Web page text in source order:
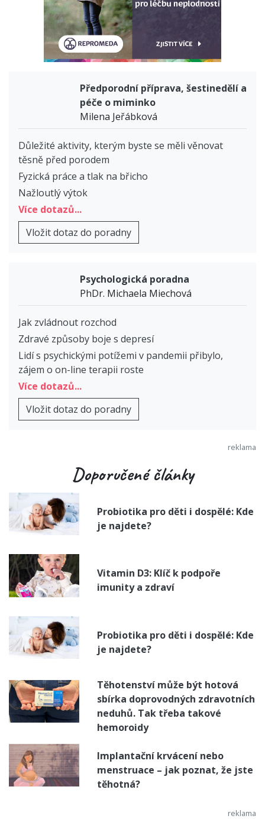
Předporodní příprava, šestinedělí a
péče o miminko
Milena Jeřábková
Důležité aktivity, kterým byste se měli věnovat
těsně před porodem
Fyzická práce a tlak na břicho
Nažloutlý výtok
Více dotazů...
Vložit dotaz do poradny
Psychologická poradna
PhDr. Michaela Miechová
Jak zvládnout rozchod
Zdravé způsoby boje s depresí
Lidí s psychickými potížemi v pandemii přibylo,
zájem o on-line terapii roste
Více dotazů...
Vložit dotaz do poradny
Doporučené články
Probiotika pro děti i dospělé: Kde
je najdete?
Vitamin D3: Klíč k podpoře
imunity a zdraví
Probiotika pro děti i dospělé: Kde
je najdete?
Těhotenství může být hotová
sbírka doprovodných zdravotních
neduhů. Tak třeba takové
hemoroidy
Implantační krvácení nebo
menstruace – jak poznat, že jste
těhotná?